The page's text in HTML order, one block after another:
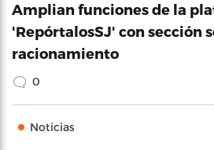
Amplian funciones de la
'RepórtalosSJ' con sección
racionamiento
0
Noticias